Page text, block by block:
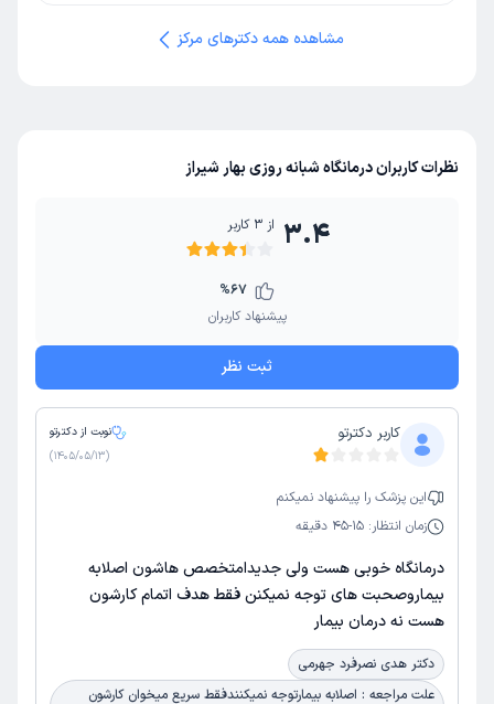
مشاهده همه دکترهای مرکز
نظرات کاربران درمانگاه شبانه روزی بهار شیراز
3.4 از 3 کاربر
%67
پیشنهاد کاربران
ثبت نظر
کاربر دکترتو
نوبت از دکترتو
(
1405/05/13
)
این پزشک را پیشنهاد نمیکنم
زمان انتظار: 15-45 دقیقه
درمانگاه خوبی هست ولی جدیدامتخصص هاشون اصلابه
بیماروصحبت های توجه نمیکنن فقط هدف اتمام کارشون
هست نه درمان بیمار
دکتر هدی نصرفرد جهرمی
علت مراجعه : اصلابه بیمارتوجه نمیکنندفقط سریع میخوان کارشون